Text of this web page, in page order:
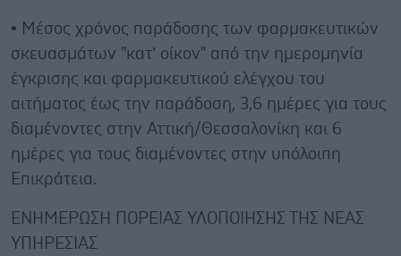
• Μέσος χρόνος παράδοσης των φαρμακευτικών
σκευασμάτων "κατ’ οίκον" από την ημερομηνία
έγκρισης και φαρμακευτικού ελέγχου του
αιτήματος έως την παράδοση, 3,6 ημέρες για τους
διαμένοντες στην Αττική/Θεσσαλονίκη και 6
ημέρες για τους διαμένοντες στην υπόλοιπη
Επικράτεια.
EΝΗΜΕΡΩΣΗ ΠΟΡΕΙΑΣ ΥΛΟΠΟΙΗΣΗΣ ΤΗΣ ΝΕΑΣ
ΥΠΗΡΕΣΙΑΣ